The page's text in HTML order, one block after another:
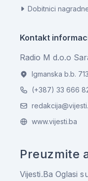
Dobitnici
Kontakt
Radio M d.o.o
Igmanska b.b.
(+387) 33 666
www.vijesti.ba
Preuzmite
Vijesti.Ba Oglasi